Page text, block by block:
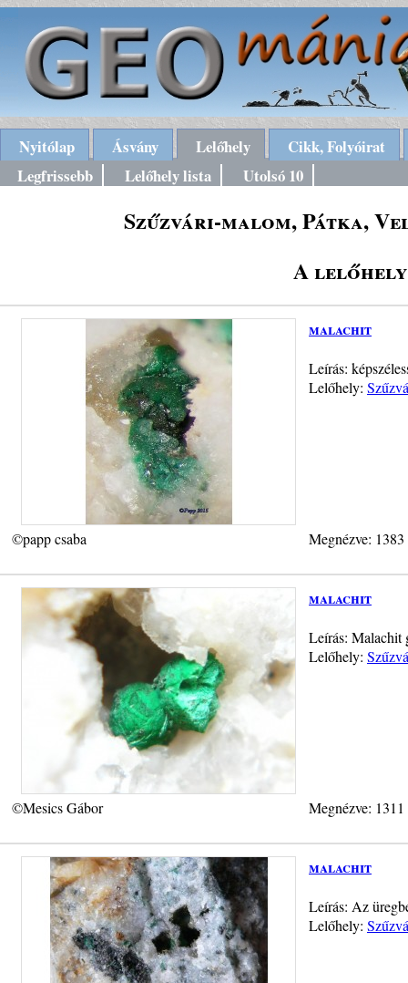
Nyitólap Ásvány Lelőhely
Cikk, Folyóirat
Legfrissebb
Lelőhely lista Utolsó 10
Szűzvári-malom, Pátka,
A lelőhely
malachit
Leírás:
Lelőhely:
©papp csaba Megnézve:
malachit
Leírás: Malachit
Lelőhely:
©Mesics Gábor Megnézve:
malachit
Leírás: Az
Lelőhely: